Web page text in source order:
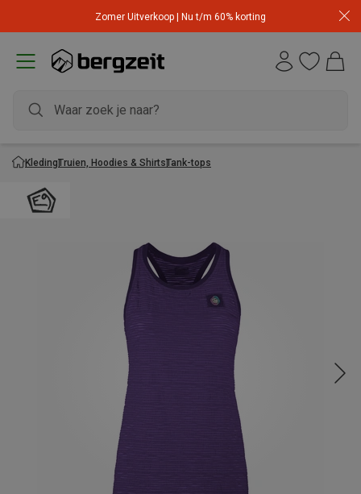
Zomer Uitverkoop | Nu t/m 60% korting
KledingTruien, Hoodies & ShirtsTank-tops